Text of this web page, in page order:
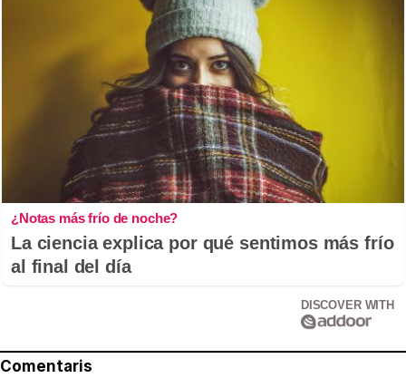
¿Notas más frío de noche?
La ciencia explica por qué sentimos más frío
al final del día
DISCOVER WITH
Comentaris